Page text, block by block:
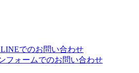
LINEでのお問い合わせ
フォームでのお問い合わせ